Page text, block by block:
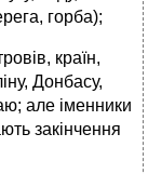
горба);
країн,
Донбасу,
але іменники
закінчення